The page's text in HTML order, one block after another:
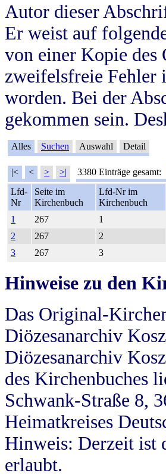
Autor dieser
Er weist auf
von einer Kopie
zweifelsfreie Fehler
worden. Bei der
gekommen sein.
Alles Suchen Auswahl Detail
|< < > >| 3380 Einträge gesamt:
Lfd-
Nr
Seite im
Kirchenbuch
Lfd-Nr im
Kirchenbuch
1
267 1
2
267 2
3
267 3
Hinweise zu den
Das Original-
Diözesanarchiv
Diözesanarchiv
des Kirchenbuches
Schwank-Straße 8,
Heimatkreises
Hinweis: Derzeit ist
erlaubt.